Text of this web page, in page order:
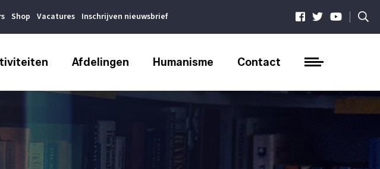
Shop Vacatures Inschrijven nieuwsbrief |
Afdelingen Humanisme Contact